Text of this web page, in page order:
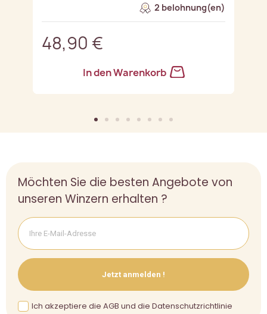
2 belohnung(en)
48,90 €
In den Warenkorb
Möchten Sie die besten Angebote von
unseren Winzern erhalten ?
Jetzt anmelden !
Ich akzeptiere die AGB und die Datenschutzrichtlinie